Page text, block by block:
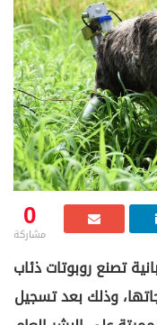
0
مشاركة
تصنع روبوتات ذئاب
وذلك بعد تسجيل